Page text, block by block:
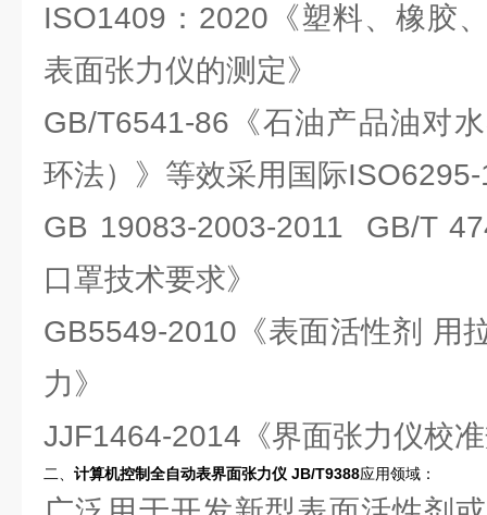
ISO1409：2020《塑料、橡胶
表面张力仪的测定》
GB/T6541-86《石油产品油对
环法）》等效采用国际
GB 19083-2003-2011 GB/T
口罩技术要求》
GB5549-2010《表面活性剂 用
力》
JJF1464-2014《界面张力仪校
二、 计算机控制全自动表界面张力仪 JB/T9388应用领域：